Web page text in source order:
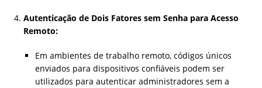
Autenticação de Dois Fatores sem Senha para Acesso
Remoto:
Em ambientes de trabalho remoto, códigos únicos
enviados para dispositivos confiáveis podem ser
utilizados para autenticar administradores sem a